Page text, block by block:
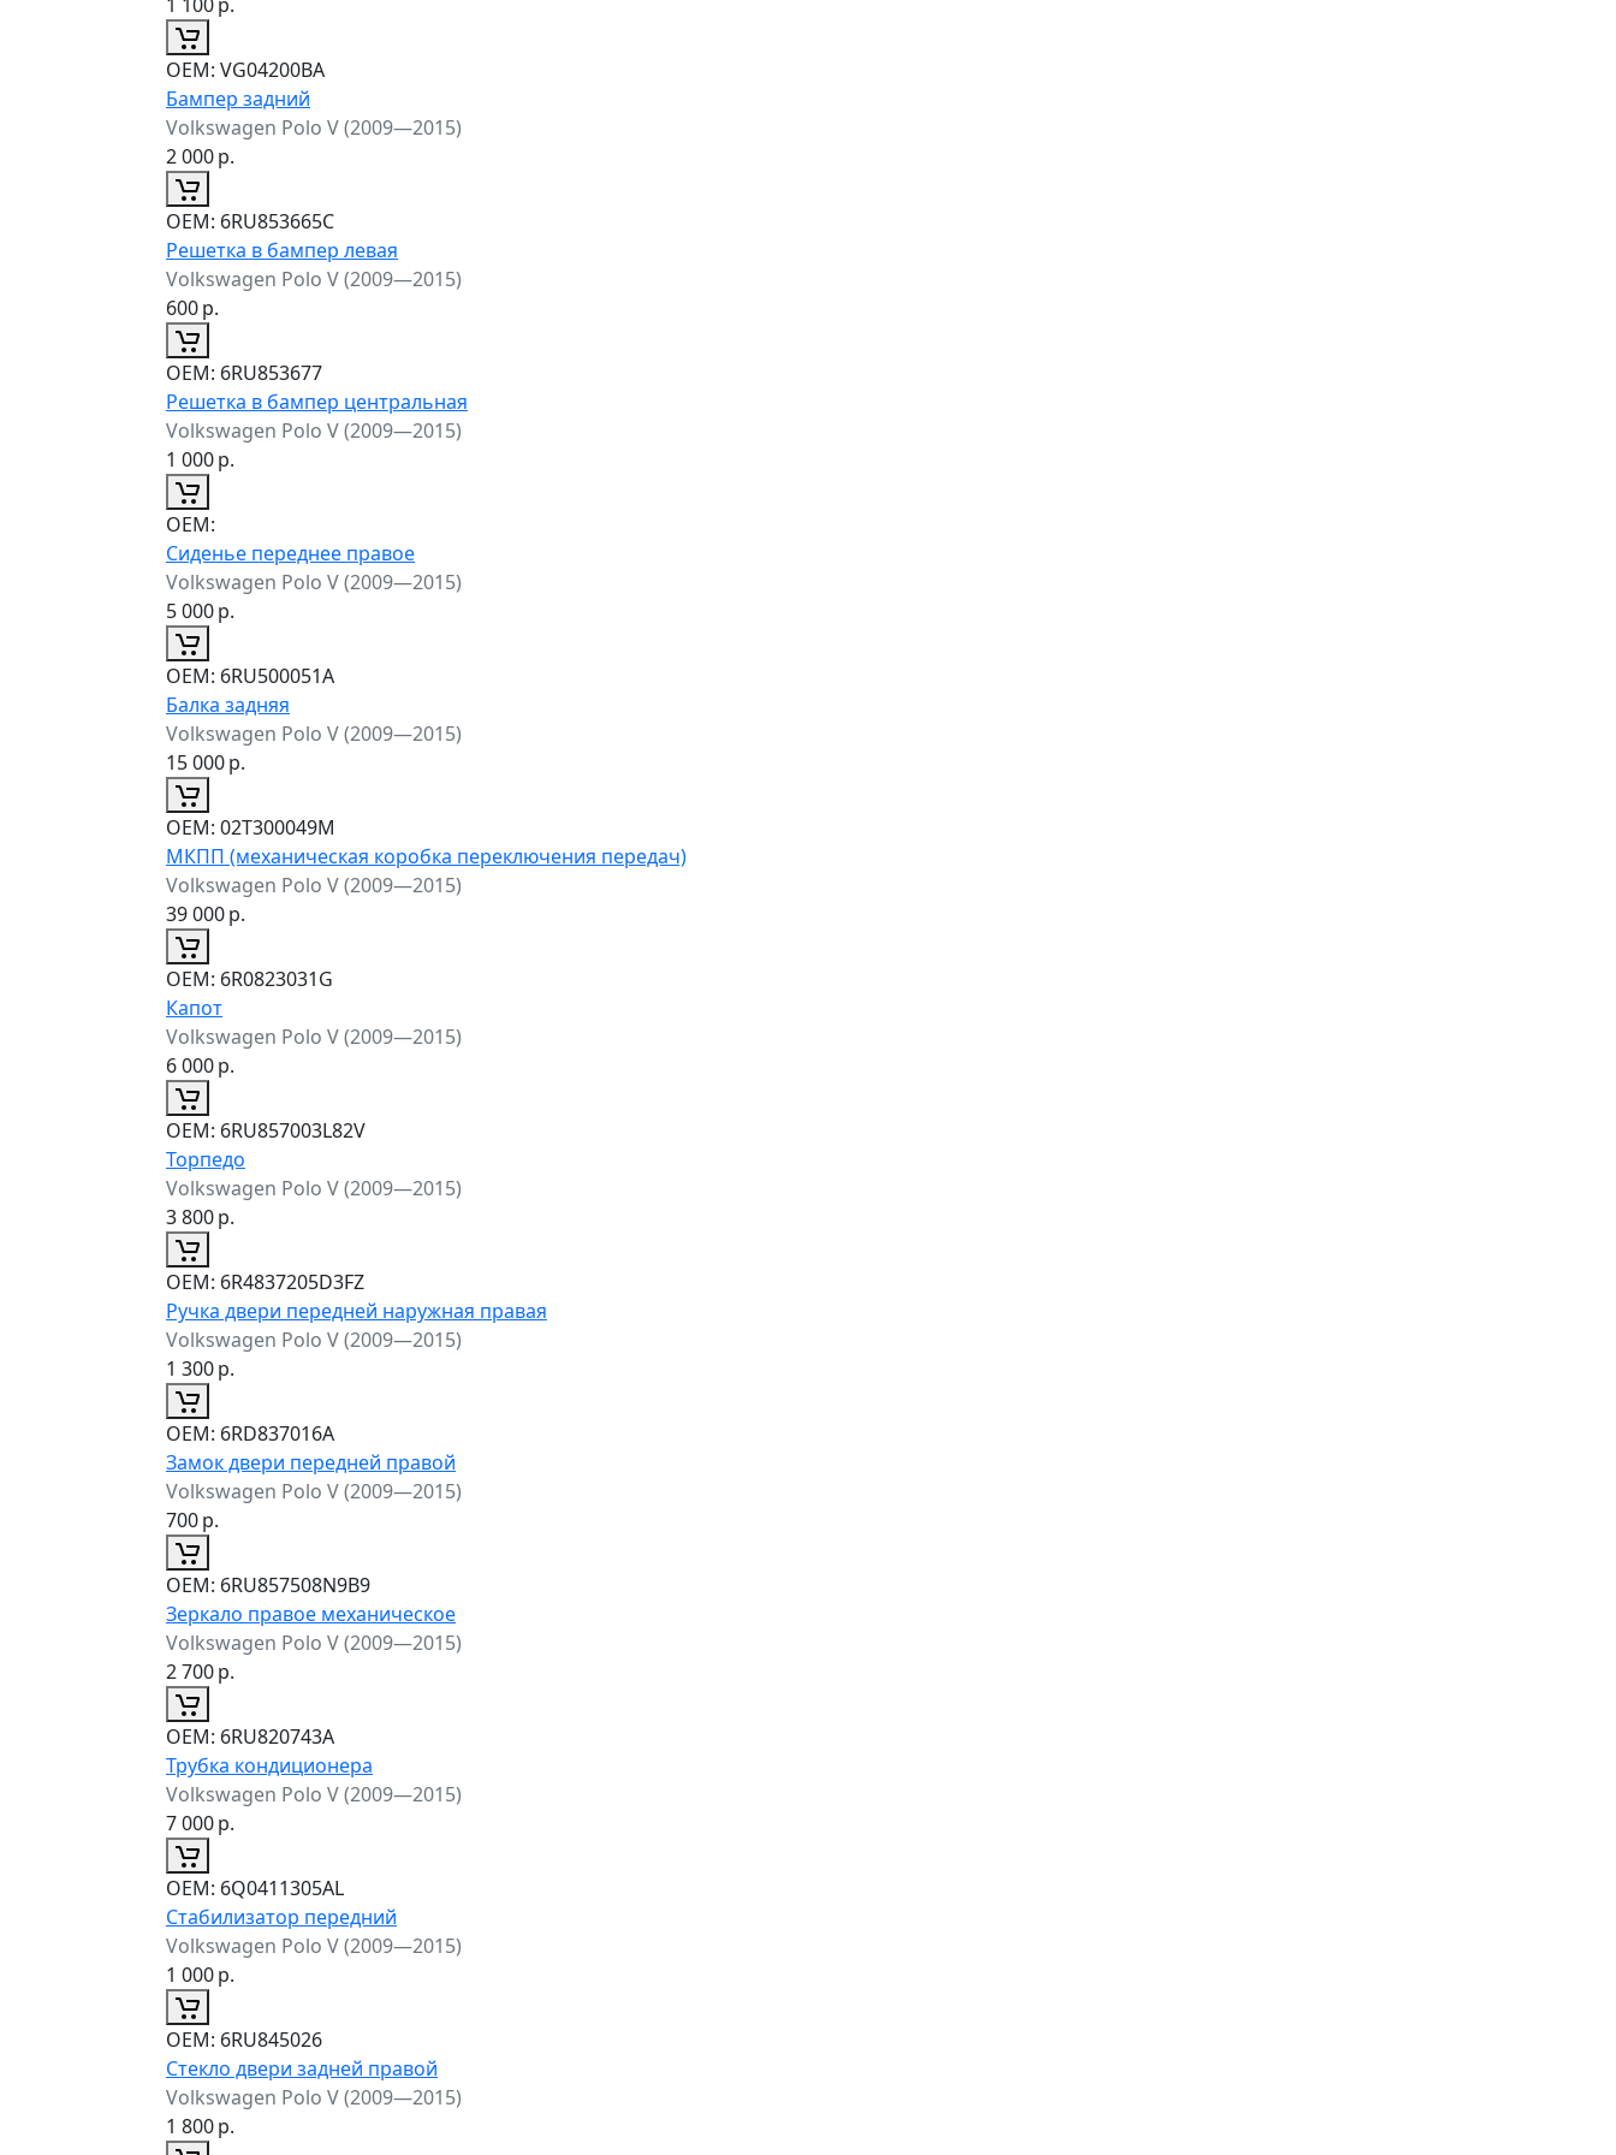
ОЕМ: VG04200BA
Бампер задний
Volkswagen Polo V (2009—2015)
2 000р.
ОЕМ: 6RU853665C
Решетка в бампер левая
Volkswagen Polo V (2009—2015)
600р.
ОЕМ: 6RU853677
Решетка в бампер центральная
Volkswagen Polo V (2009—2015)
1 000р.
ОЕМ:
Сиденье переднее правое
Volkswagen Polo V (2009—2015)
5 000р.
ОЕМ: 6RU500051A
Балка задняя
Volkswagen Polo V (2009—2015)
15 000р.
ОЕМ: 02T300049M
МКПП (механическая коробка переключения передач)
Volkswagen Polo V (2009—2015)
39 000р.
ОЕМ: 6R0823031G
Капот
Volkswagen Polo V (2009—2015)
6 000р.
ОЕМ: 6RU857003L82V
Торпедо
Volkswagen Polo V (2009—2015)
3 800р.
ОЕМ: 6R4837205D3FZ
Ручка двери передней наружная правая
Volkswagen Polo V (2009—2015)
1 300р.
ОЕМ: 6RD837016A
Замок двери передней правой
Volkswagen Polo V (2009—2015)
700р.
ОЕМ: 6RU857508N9B9
Зеркало правое механическое
Volkswagen Polo V (2009—2015)
2 700р.
ОЕМ: 6RU820743A
Трубка кондиционера
Volkswagen Polo V (2009—2015)
7 000р.
ОЕМ: 6Q0411305AL
Стабилизатор передний
Volkswagen Polo V (2009—2015)
1 000р.
ОЕМ: 6RU845026
Стекло двери задней правой
Volkswagen Polo V (2009—2015)
1 800р.